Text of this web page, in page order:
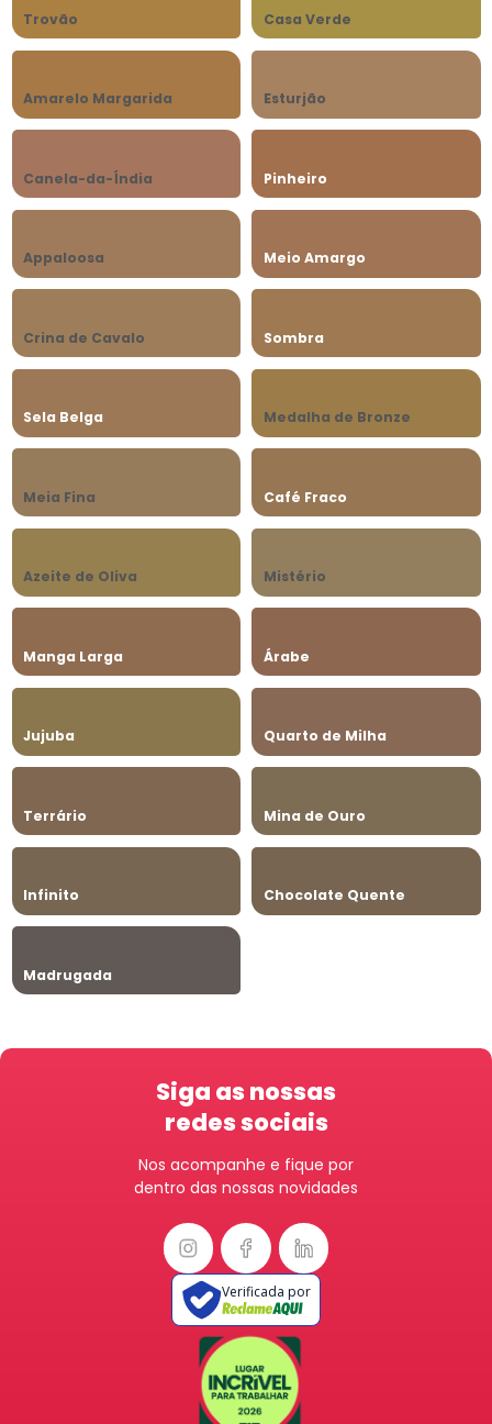
Trovão Casa Verde
Amarelo Margarida Esturjão
Canela-da-Índia Pinheiro
Appaloosa Meio Amargo
Crina de Cavalo Sombra
Sela Belga Medalha de Bronze
Meia Fina Café Fraco
Azeite de Oliva Mistério
Manga Larga Árabe
Jujuba Quarto de Milha
Terrário Mina de Ouro
Infinito Chocolate Quente
Madrugada
Siga as nossas
redes sociais
Nos acompanhe e fique por
dentro das nossas novidades
Verificada por